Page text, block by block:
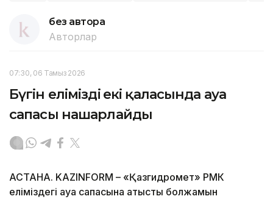
без автора
Авторлар
07:30, 06 Тамыз 2026
Бүгін еліміздің екі қаласында ауа
сапасы нашарлайды
АСТАНА. KAZINFORM – «Қазгидромет» РМК
еліміздегі ауа сапасына қатысты болжамын